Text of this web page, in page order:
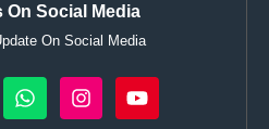
On Social Media
On Social Media